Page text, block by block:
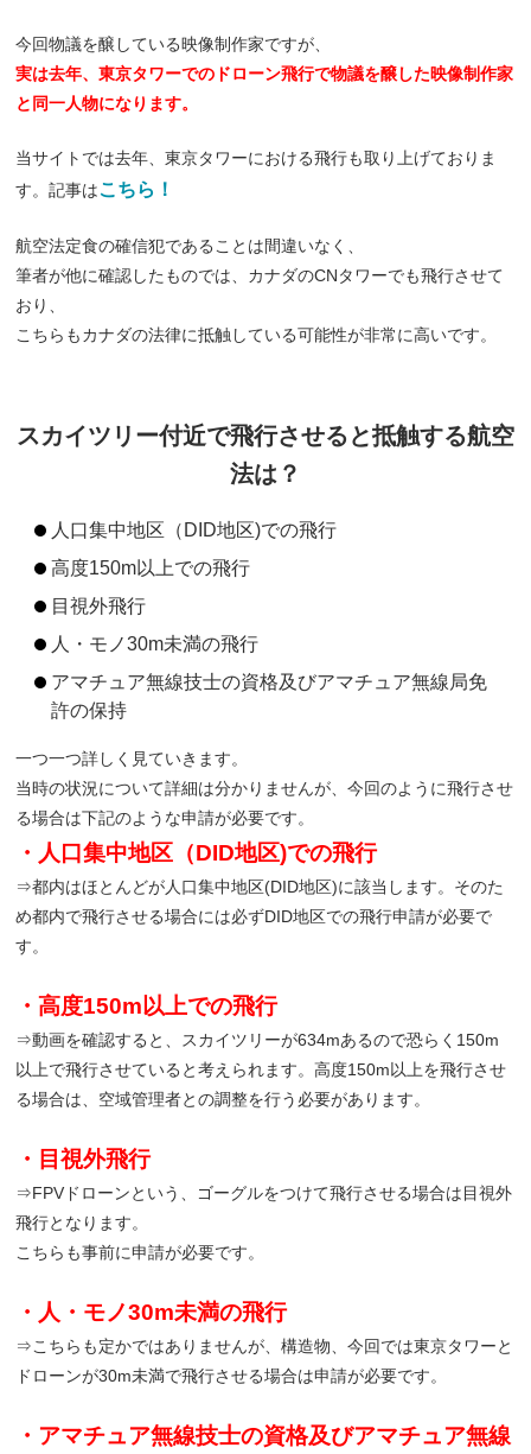
今回物議を醸している映像制作家ですが、
実は去年、東京タワーでのドローン飛行で物議を醸した映像制作家
と同一人物になります。
当サイトでは去年、東京タワーにおける飛行も取り上げておりま
す。記事はこちら！
航空法定食の確信犯であることは間違いなく、
筆者が他に確認したものでは、カナダのCNタワーでも飛行させて
おり、
こちらもカナダの法律に抵触している可能性が非常に高いです。
スカイツリー付近で飛行させると抵触する航空
法は？
人口集中地区（DID地区)での飛行
高度150m以上での飛行
目視外飛行
人・モノ30m未満の飛行
アマチュア無線技士の資格及びアマチュア無線局免
許の保持
一つ一つ詳しく見ていきます。
当時の状況について詳細は分かりませんが、今回のように飛行させ
る場合は下記のような申請が必要です。
・人口集中地区（DID地区)での飛行
⇒都内はほとんどが人口集中地区(DID地区)に該当します。そのた
め都内で飛行させる場合には必ずDID地区での飛行申請が必要で
す。
・高度150m以上での飛行
⇒動画を確認すると、スカイツリーが634mあるので恐らく150m
以上で飛行させていると考えられます。高度150m以上を飛行させ
る場合は、空域管理者との調整を行う必要があります。
・目視外飛行
⇒FPVドローンという、ゴーグルをつけて飛行させる場合は目視外
飛行となります。
こちらも事前に申請が必要です。
・人・ モノ30m未満の飛行
⇒こちらも定かではありませんが、構造物、今回では東京タワーと
ドローンが30m未満で飛行させる場合は申請が必要です。
・アマチュア無線技士の資格及びアマチュア無線